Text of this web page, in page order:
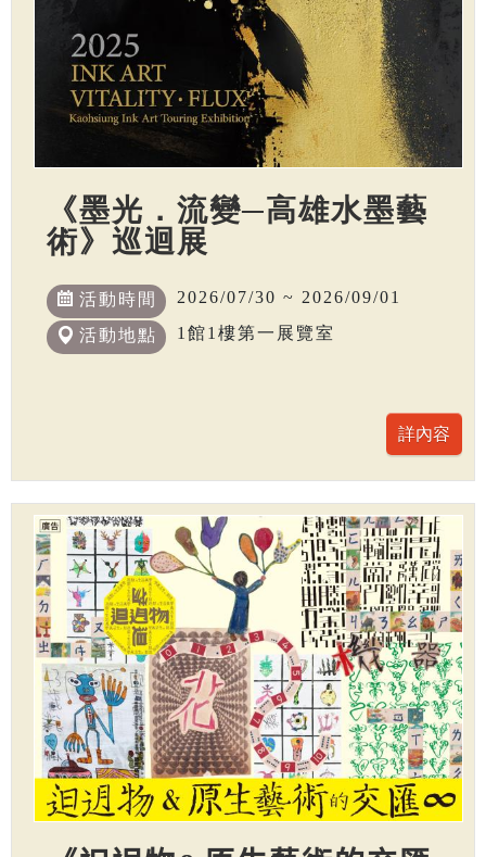
《墨光．流變─高雄水墨藝
術》巡迴展
活動時間 2026/07/30 ~ 2026/09/01
活動地點 1館1樓第一展覽室